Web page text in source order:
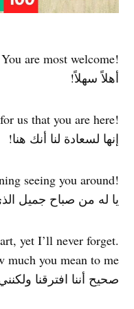
!You are most welcome
أهلاً سهلاً!
!It’s a pleasure for us that you are here
إنها لسعادة لنا أنك هنا!
!What a nice morning seeing you around
يا له من صباح جميل
yet I’ll never forget
much you mean to me
صحيح أننا افترقنا